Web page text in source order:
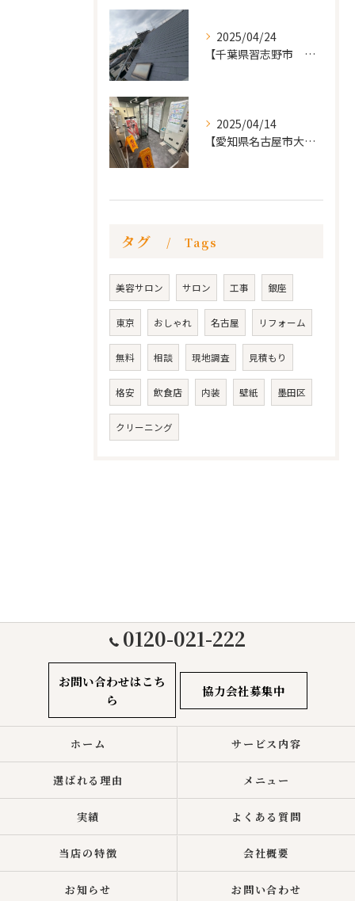
2025/04/24
【千葉県習志野市 戸建て 屋根の葺き替え工事】
2025/04/14
【愛知県名古屋市大須 カードショップ屋のリノベーション
タグ Tags
美容サロン サロン 工事 銀座
東京 おしゃれ 名古屋 リフォーム
無料 相談 現地調査 見積もり
格安 飲食店 内装 壁紙 墨田区
クリーニング
0120-021-222
お問い合わせはこち
ら
協力会社募集中
ホーム サービス内容
選ばれる理由 メニュー
実績 よくある質問
当店の特徴 会社概要
お知らせ お問い合わせ